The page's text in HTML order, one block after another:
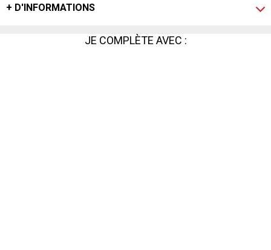
+ D'INFORMATIONS
JE COMPLÈTE AVEC :